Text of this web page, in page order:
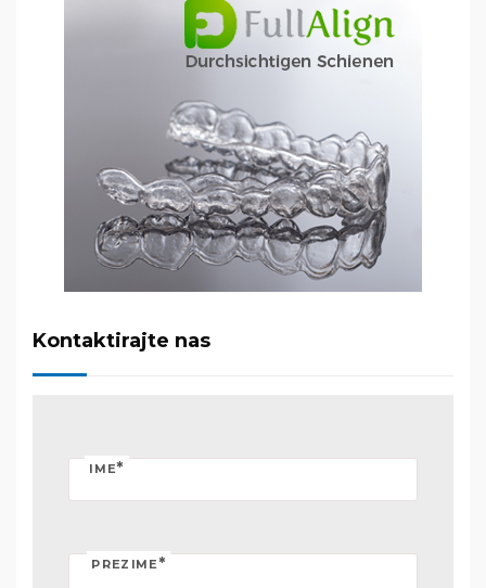
Kontaktirajte nas
IME*
PREZIME *